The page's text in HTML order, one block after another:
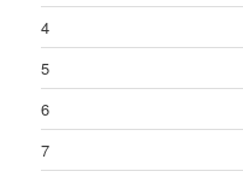
4
5
6
7